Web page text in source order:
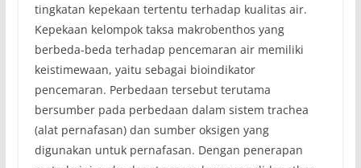
tingkatan kepekaan tertentu terhadap kualitas air.
Kepekaan kelompok taksa makrobenthos yang
berbeda-beda terhadap pencemaran air memiliki
keistimewaan, yaitu sebagai bioindikator
pencemaran. Perbedaan tersebut terutama
bersumber pada perbedaan dalam sistem trachea
(alat pernafasan) dan sumber oksigen yang
digunakan untuk pernafasan. Dengan penerapan